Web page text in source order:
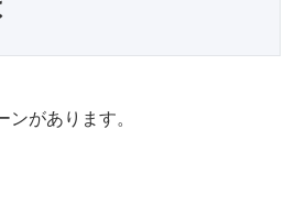
があります。